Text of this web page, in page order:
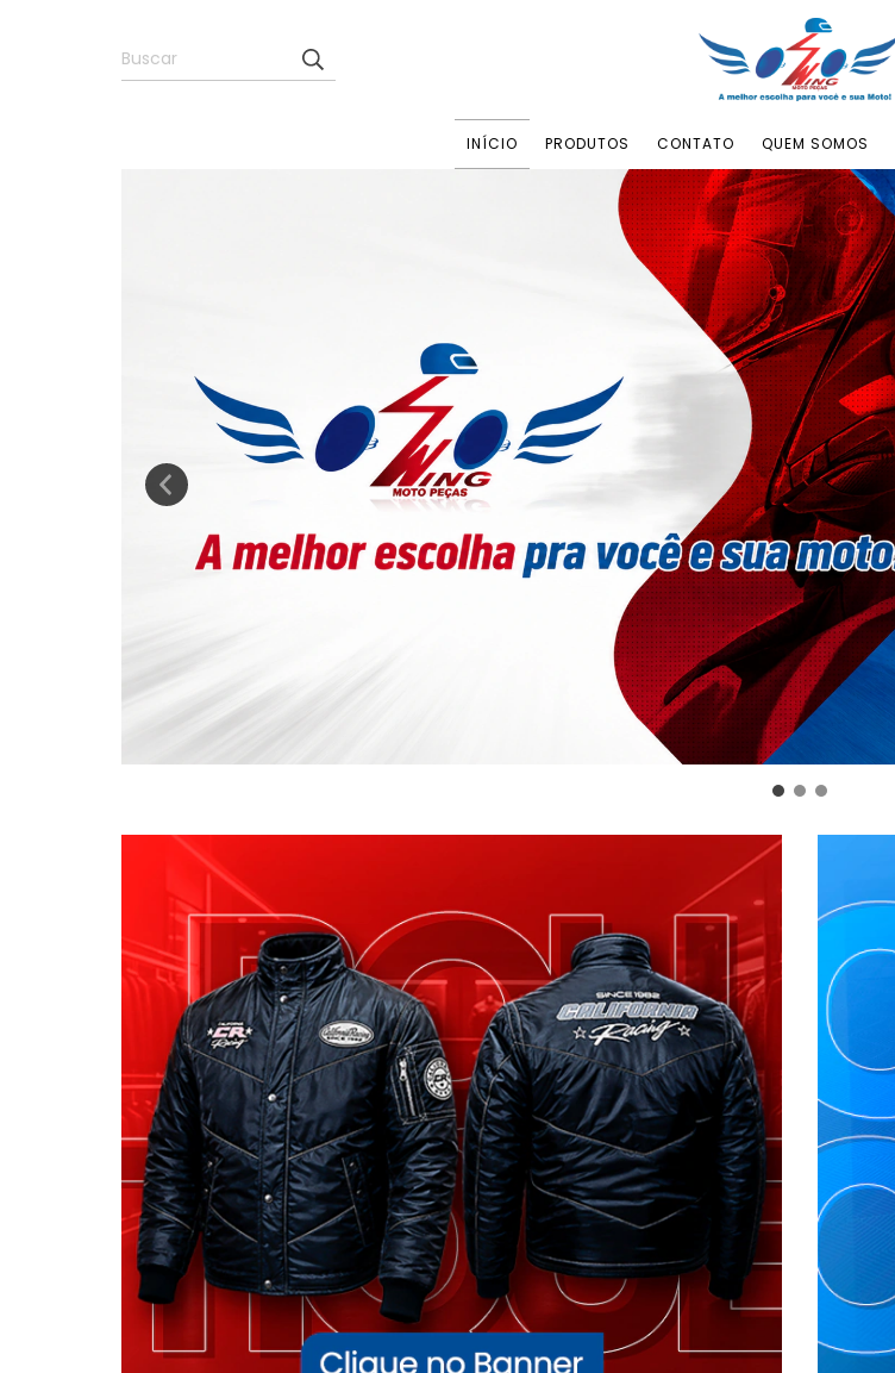
INÍCIO PRODUTOS CONTATO QUEM SOMOS